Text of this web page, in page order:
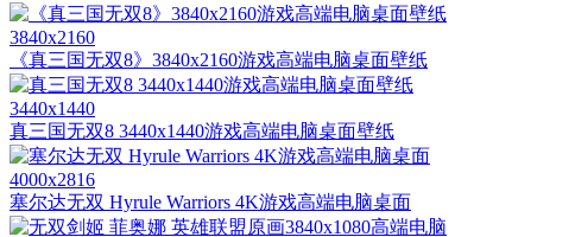
3840x2160
《真三国无双8》3840x2160游戏高端电脑桌面壁纸
3440x1440
真三国无双8 3440x1440游戏高端电脑桌面壁纸
4000x2816
塞尔达无双 Hyrule Warriors 4K游戏高端电脑桌面